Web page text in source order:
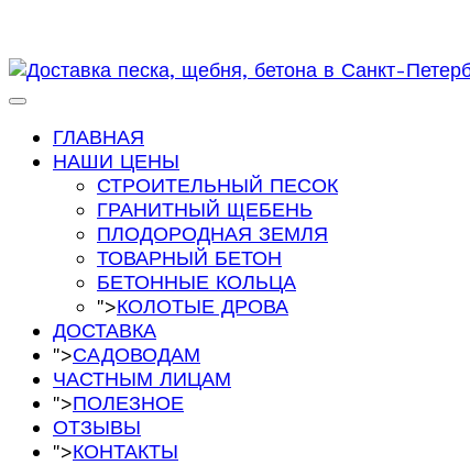
ГЛАВНАЯ
НАШИ ЦЕНЫ
СТРОИТЕЛЬНЫЙ ПЕСОК
ГРАНИТНЫЙ ЩЕБЕНЬ
ПЛОДОРОДНАЯ ЗЕМЛЯ
ТОВАРНЫЙ БЕТОН
БЕТОННЫЕ КОЛЬЦА
">КОЛОТЫЕ ДРОВА
ДОСТАВКА
">САДОВОДАМ
ЧАСТНЫМ ЛИЦАМ
">ПОЛЕЗНОЕ
ОТЗЫВЫ
">КОНТАКТЫ